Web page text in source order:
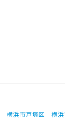
横浜市戸塚区
横